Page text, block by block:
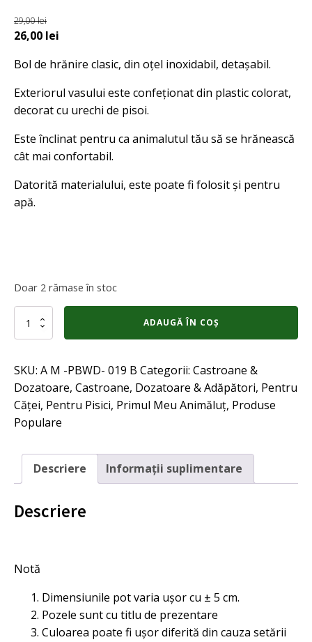
29,00lei
Prețul
a
fost:
29,00 lei.
26,00 lei
este:
26,00 lei.
Bol de hrănire clasic, din oțel inoxidabil, detașabil.
Exteriorul vasului este confeționat din plastic colorat,
decorat cu urechi de pisoi.
Este înclinat pentru ca animalutul tău să se hrănească
cât mai confortabil.
Datorită materialului, este poate fi folosit și pentru
apă.
Doar 2 rămase în stoc
Cantitate
Castron
inox
cu
de
plastic
marimi
NEGRU,
400
ADAUGĂ ÎN COȘ
SKU: A M -PBWD- 019 B Categorii: Castroane &
Dozatoare, Castroane, Dozatoare & Adăpători, Pentru
Căței, Pentru Pisici, Primul Meu Animăluț, Produse
Populare
Descriere Informații suplimentare
Descriere
Notă
Dimensiunile pot varia ușor cu ± 5 cm.
Pozele sunt cu titlu de prezentare
Culoarea poate fi ușor diferită din cauza setării